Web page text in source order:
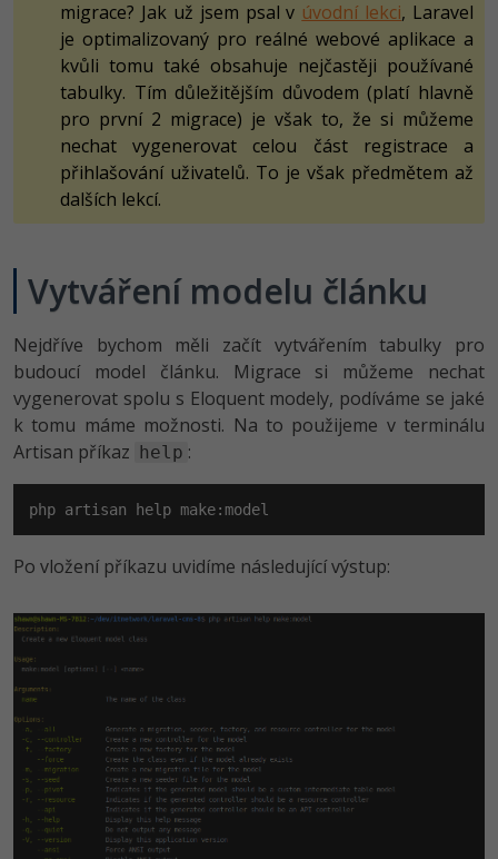
migrace? Jak už jsem psal v úvodní lekci, Laravel
je optimalizovaný pro reálné webové aplikace a
kvůli tomu také obsahuje nejčastěji používané
tabulky. Tím důležitějším důvodem (platí hlavně
pro první 2 migrace) je však to, že si můžeme
nechat vygenerovat celou část registrace a
přihlašování uživatelů. To je však předmětem až
dalších lekcí.
Vytváření modelu článku
Nejdříve bychom měli začít vytvářením tabulky pro
budoucí model článku. Migrace si můžeme nechat
vygenerovat spolu s Eloquent modely, podíváme se jaké
k tomu máme možnosti. Na to použijeme v terminálu
Artisan příkaz help :
php artisan help make:model
Po vložení příkazu uvidíme následující výstup: